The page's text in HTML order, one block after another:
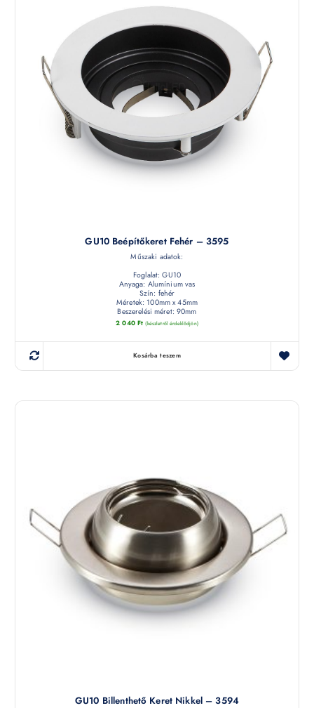
GU10 Beépítőkeret Fehér – 3595
Műszaki adatok:
Foglalat: GU10
Anyaga: Alumínium vas
Szín: fehér
Méretek: 100mm x 45mm
Beszerelési méret: 90mm
2 040 Ft (készletről érdeklődjön)
Kosárba teszem
GU10 Billenthető Keret Nikkel – 3594